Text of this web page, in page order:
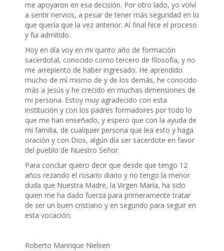
me apoyaron en esa decisión. Por otro lado, yo volví
a sentir nervios, a pesar de tener más seguridad en lo
que quería que la vez anterior. Al final hice el proceso
y fui admitido.
Hoy en día voy en mi quinto año de formación
sacerdotal, conocido como tercero de filosofía, y no
me arrepiento de haber ingresado. He aprendido
mucho de mí mismo de y de los demás, he conocido
más a Jesús y he crecido en muchas dimensiones de
mi persona. Estoy muy agradecido con esta
institución y con los padres formadores por todo lo
que me han enseñado, y espero que con la ayuda de
mi familia, de cualquier persona que lea esto y haga
oración y con Dios, algún día ser sacerdote en favor
del pueblo de Nuestro Señor.
Para concluir quiero decir que desde que tengo 12
años rezando el rosario diario y no tengo la menor
duda que Nuestra Madre, la Virgen María, ha sido
quien me ha dado fuerza para primeramente tratar
de ser un buen cristiano y en segundo para seguir en
esta vocación.
Roberto Manrique Nielsen